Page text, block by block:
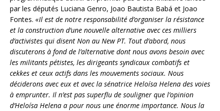
par les députés Luciana Genro, Joao Bautista Babá et Joao
Fontes. «Il est de notre responsabilité d’organiser la résistance
et la construction d’une nouvelle alternative avec ces milliers
d’activistes qui disent Non au New PT. Tout d’abord, nous
discuterons à fond de l’alternative dont nous avons besoin avec
les militants pétistes, les dirigeants syndicaux combatifs et
cekkes et ceux actifs dans les mouvements sociaux. Nous
déciderons avec eux et avec la sénatrice Heloísa Helena des voies
à emprunter. Il n’est pas superflu de souligner que l’opinion
d’Heloísa Helena a pour nous une énorme importance. Nous la